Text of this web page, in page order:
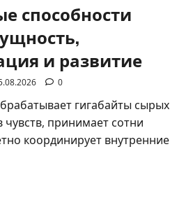
способности
и развитие
0
гигабайты сырых
принимает сотни
координирует внутренние